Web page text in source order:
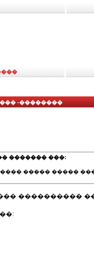
-��������
������� ���:
����� �����
����������